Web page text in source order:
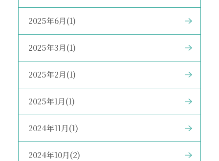
2025年6月(1)
2025年3月(1)
2025年2月(1)
2025年1月(1)
2024年11月(1)
2024年10月(2)